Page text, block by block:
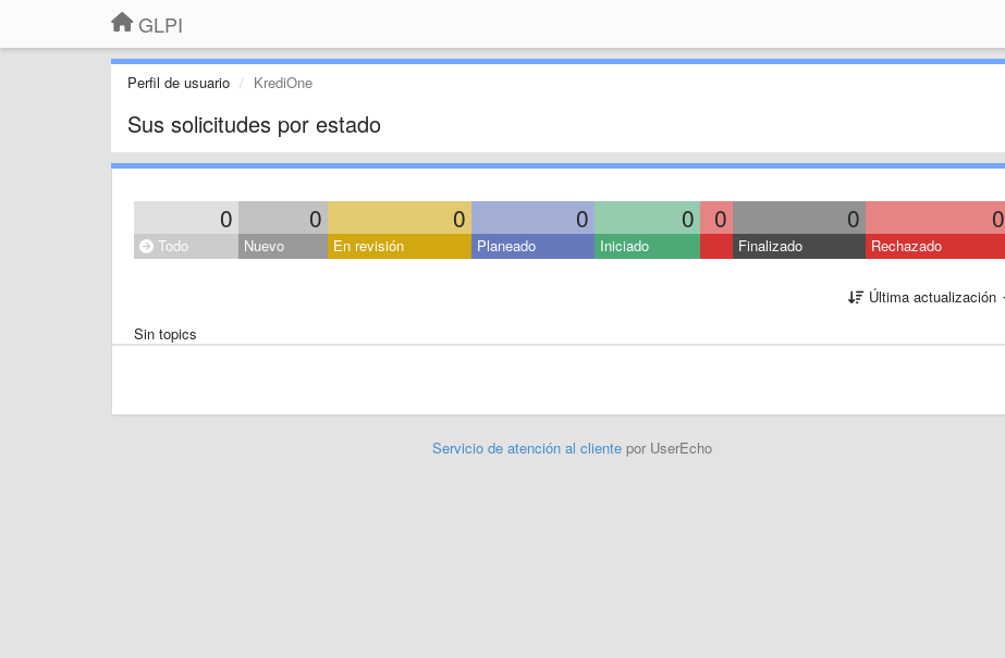
GLPI
Perfil de usuario KrediOne
Sus solicitudes por estado
0 0 0 0 0 0 0 0
Todo Nuevo En revisión Planeado Iniciado Finalizado Rechazado
Última actualización
Sin topics
Servicio de atención al clientepor UserEcho